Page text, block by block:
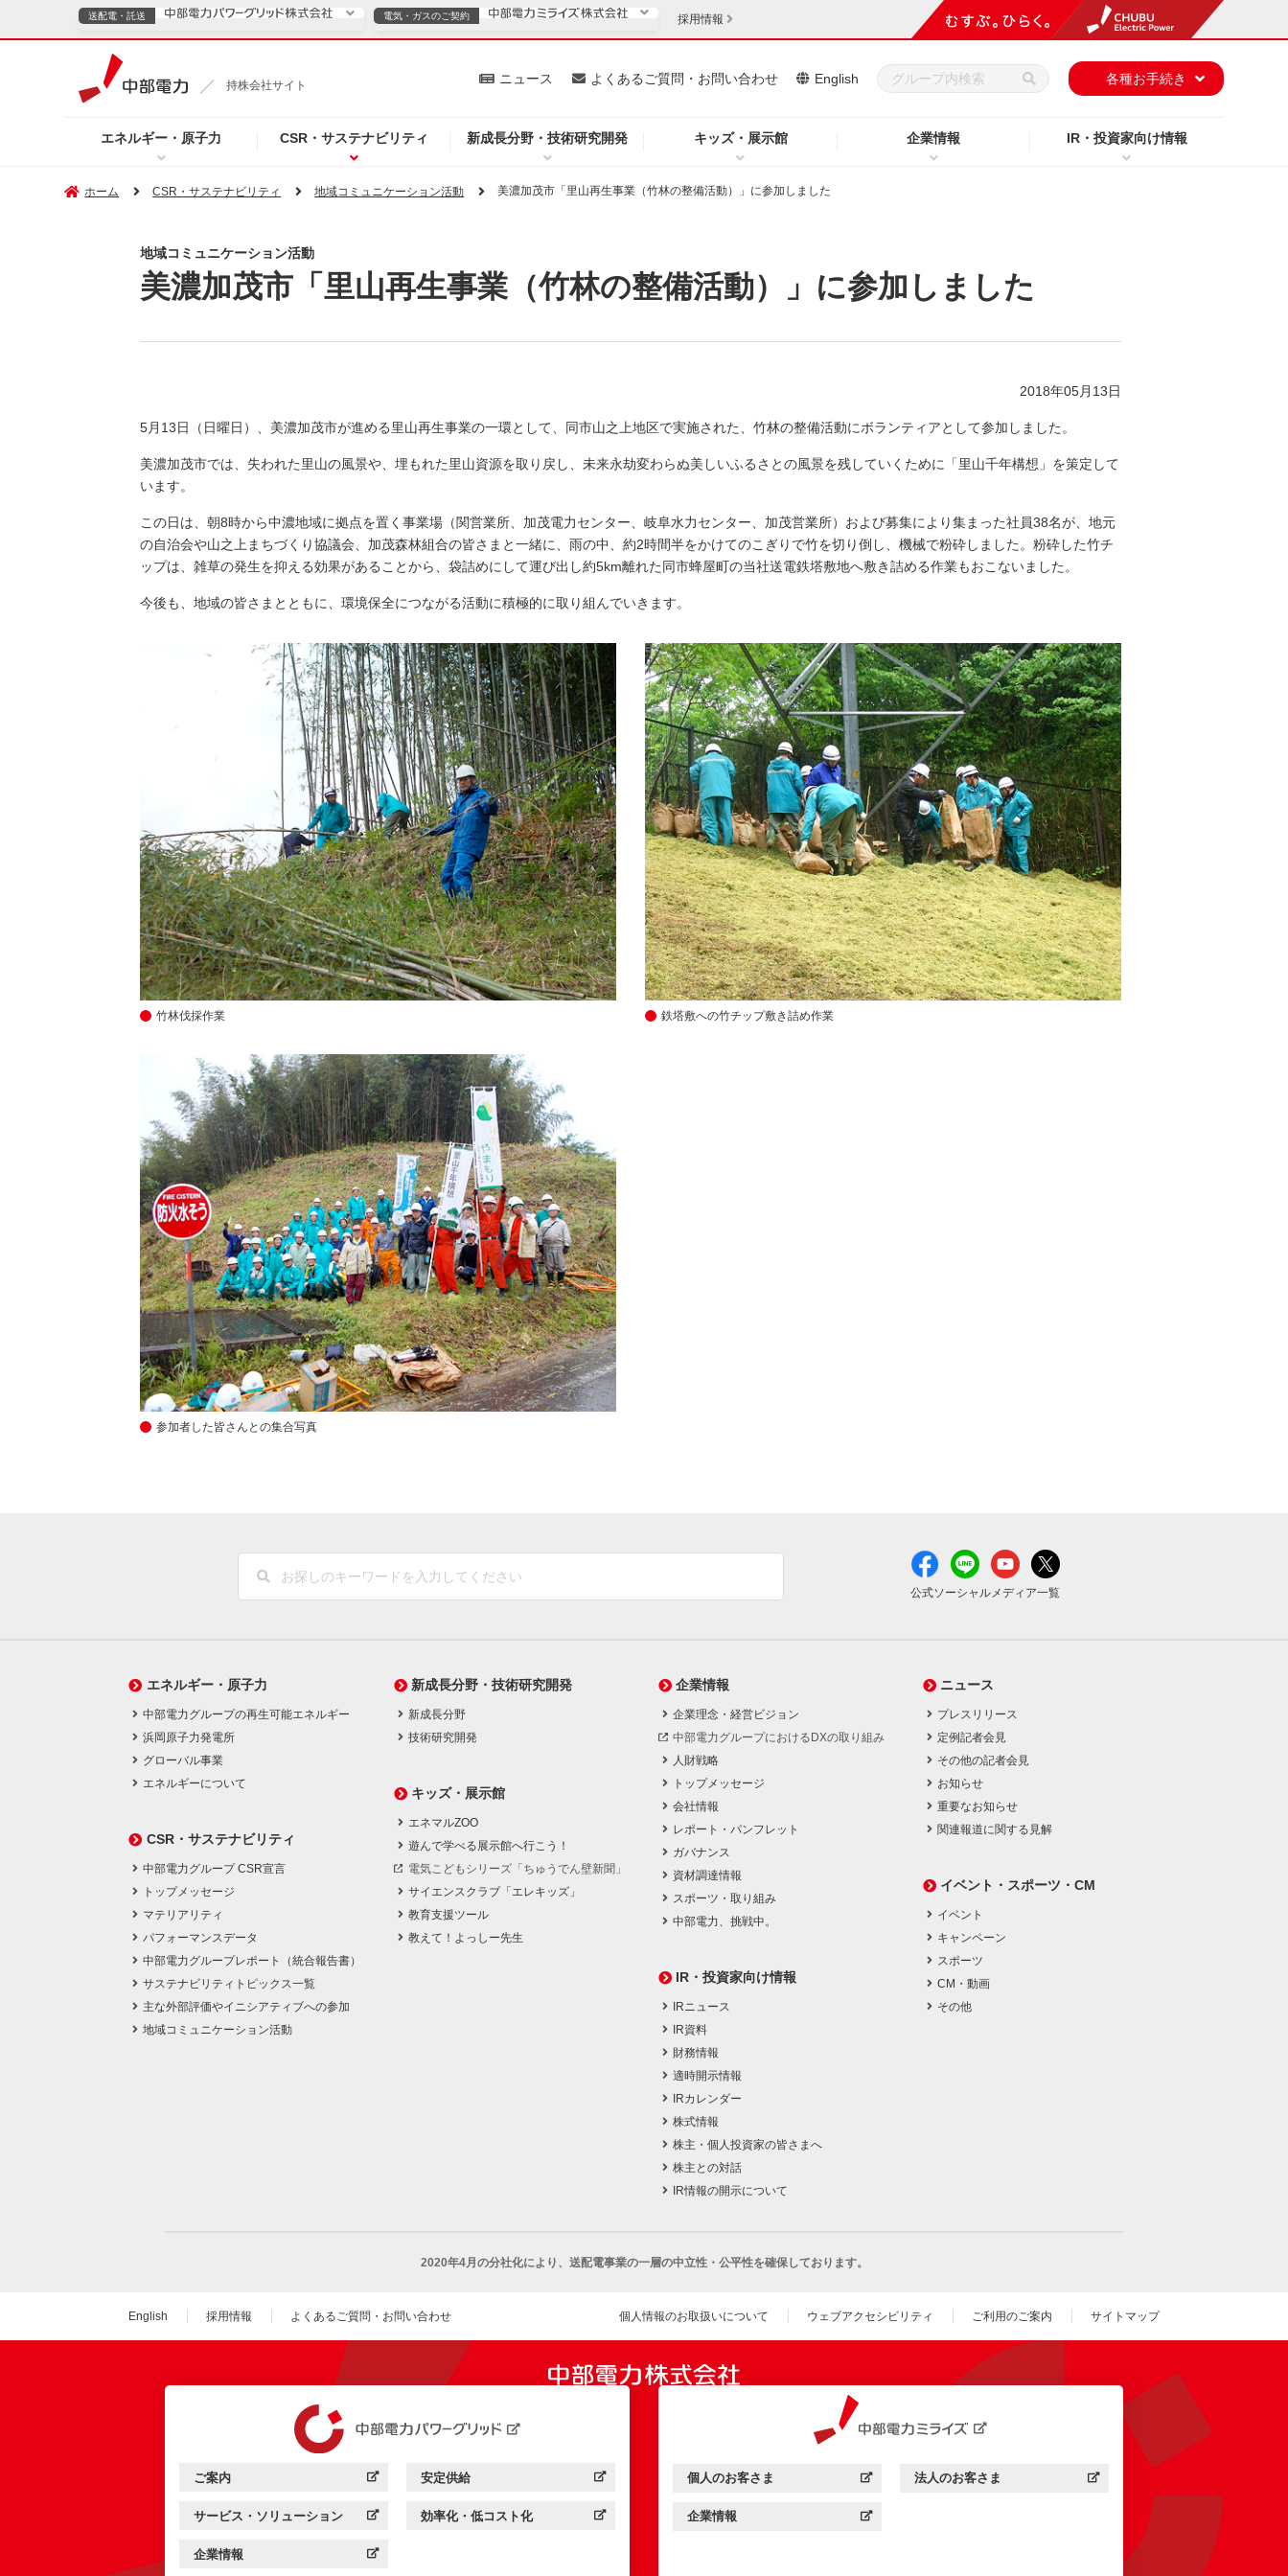
持株会社サイト
エネルギー・原子力 CSR・サステナビリティ 新成長分野・技術研究開発 キッズ・展示館 企業情報 IR・投資家向け情報
ニュース よくあるご質問・お問い合わせ English 各種お手続き
送配電・託送
ニュース（新しいウィンドウを開きます）
よくあるご質問・お問い合わせ（新しいウィンドウを開きます）
電気・ガスのご契約
電気・ガスのご契約
プレスリリース（新しいウィンドウを開きます）
お知らせ（新しいウィンドウを開きます）
よくあるご質問・お問い合わせ（新しいウィンドウを開きます）
採用情報
ホーム CSR・サステナビリティ 地域コミュニケーション活動 美濃加茂市「里山再生事業（竹林の整備活動）」に参加しました
地域コミュニケーション活動
美濃加茂市「里山再生事業（竹林の整備活動）」に参加しました
2018年05月13日
5月13日（日曜日）、美濃加茂市が進める里山再生事業の一環として、同市山之上地区で実施された、竹林の整備活動にボランティアとして参加しました。
美濃加茂市では、失われた里山の風景や、埋もれた里山資源を取り戻し、未来永劫変わらぬ美しいふるさとの風景を残していくために「里山千年構想」を策定して
います。
この日は、朝8時から中濃地域に拠点を置く事業場（関営業所、加茂電力センター、岐阜水力センター、加茂営業所）および募集により集まった社員38名が、地元
の自治会や山之上まちづくり協議会、加茂森林組合の皆さまと一緒に、雨の中、約2時間半をかけてのこぎりで竹を切り倒し、機械で粉砕しました。粉砕した竹チ
ップは、雑草の発生を抑える効果があることから、袋詰めにして運び出し約5km離れた同市蜂屋町の当社送電鉄塔敷地へ敷き詰める作業もおこないました。
今後も、地域の皆さまとともに、環境保全につながる活動に積極的に取り組んでいきます。
竹林伐採作業 鉄塔敷への竹チップ敷き詰め作業
参加者した皆さんとの集合写真
公式ソーシャルメディア一覧
エネルギー・原子力
中部電力グループの再生可能エネルギー
浜岡原子力発電所
グローバル事業
エネルギーについて
CSR・サステナビリティ
中部電力グループ CSR宣言
トップメッセージ
マテリアリティ
パフォーマンスデータ
中部電力グループレポート（統合報告書）
サステナビリティトピックス一覧
主な外部評価やイニシアティブへの参加
地域コミュニケーション活動
新成長分野・技術研究開発
新成長分野
技術研究開発
キッズ・展示館
エネマルZOO
遊んで学べる展示館へ行こう！
電気こどもシリーズ「ちゅうでん壁新聞」
サイエンスクラブ「エレキッズ」
教育支援ツール
教えて！よっしー先生
企業情報
企業理念・経営ビジョン
中部電力グループにおけるDXの取り組み
人財戦略
トップメッセージ
会社情報
レポート・パンフレット
ガバナンス
資材調達情報
スポーツ・取り組み
中部電力、挑戦中。
IR・投資家向け情報
IRニュース
IR資料
財務情報
適時開示情報
IRカレンダー
株式情報
株主・個人投資家の皆さまへ
株主との対話
IR情報の開示について
ニュース
プレスリリース
定例記者会見
その他の記者会見
お知らせ
重要なお知らせ
関連報道に関する見解
イベント・スポーツ・CM
イベント
キャンペーン
スポーツ
CM・動画
その他
2020年4月の分社化により、 送配電事業の一層の中立性・公平性を確保しております。
English 採用情報 よくあるご質問・お問い合わせ 個人情報のお取扱いについて ウェブアクセシビリティ ご利用のご案内 サイトマップ
中部電力パワーグリッド：
ご案内
（新しいウィンドウを開きます） 中部電力パワーグリッド：
安定供給
（新しいウィンドウを開きます）
中部電力パワーグリッド：
サービス・ソリューション
（新しいウィンドウを開きます） 中部電力パワーグリッド：
効率化・低コスト化
（新しいウィンドウを開きます）
中部電力パワーグリッド：
企業情報
（新しいウィンドウを開きます）
中部電力ミライズ：
個人のお客さま
（新しいウィンドウを開きます） 中部電力ミライズ：
法人のお客さま
（新しいウィンドウを開きます）
中部電力ミライズ：
企業情報
（新しいウィンドウを開きます）